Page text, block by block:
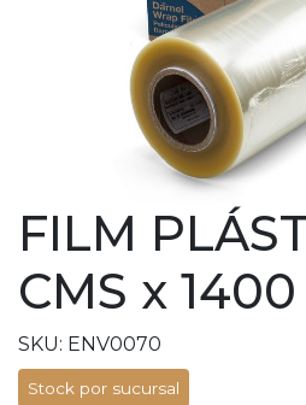
FILM
CMS x
SKU: ENV0070
Stock por sucursal